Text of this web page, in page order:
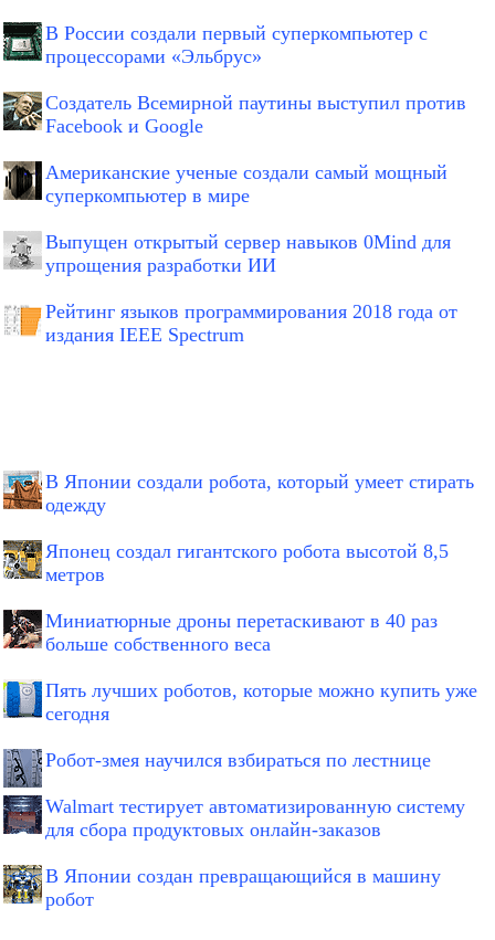
В России создали первый суперкомпьютер с
процессорами «Эльбрус»
Создатель Всемирной паутины выступил против
Facebook и Google
Американские ученые создали самый мощный
суперкомпьютер в мире
Выпущен открытый сервер навыков 0Mind для
упрощения разработки ИИ
Рейтинг языков программирования 2018 года от
издания IEEE Spectrum
В Японии создали робота, который умеет стирать
одежду
Японец создал гигантского робота высотой 8,5
метров
Миниатюрные дроны перетаскивают в 40 раз
больше собственного веса
Пять лучших роботов, которые можно купить уже
сегодня
Робот-змея научился взбираться по лестнице
Walmart тестирует автоматизированную систему
для сбора продуктовых онлайн-заказов
В Японии создан превращающийся в машину
робот